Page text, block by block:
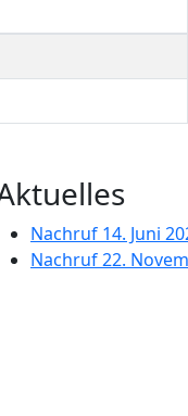
Nachruf 14. Juni
Nachruf22.